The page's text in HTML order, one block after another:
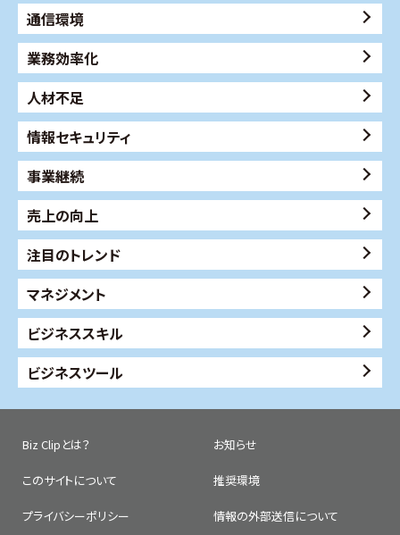
通信環境
業務効率化
人材不足
情報セキュリティ
事業継続
売上の向上
注目のトレンド
マネジメント
ビジネススキル
ビジネスツール
Biz Clipとは？ お知らせ
このサイトについて 推奨環境
プライバシーポリシー 情報の外部送信について